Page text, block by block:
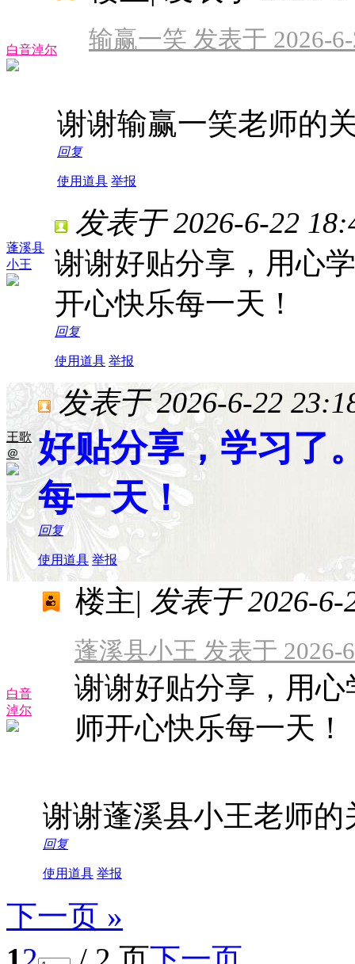
白音淖尔 输赢一笑 发表于 2026-
谢谢输赢一笑老师的
回复
使用道具 举报
蓬溪县
小王
发表于 2026-6-22
谢谢好贴分享，用心
开心快乐每一天！
回复
使用道具 举报
王歌
＠
发表于 2026-6-22
好贴分享，学习了
每一天！
回复
使用道具 举报
白音
淖尔
楼主| 发表于 2026-6-
蓬溪县小王 发表于 2026-
谢谢好贴分享，用
师开心快乐每一天！
谢谢蓬溪县小王老师的
回复
使用道具 举报
下一页 »